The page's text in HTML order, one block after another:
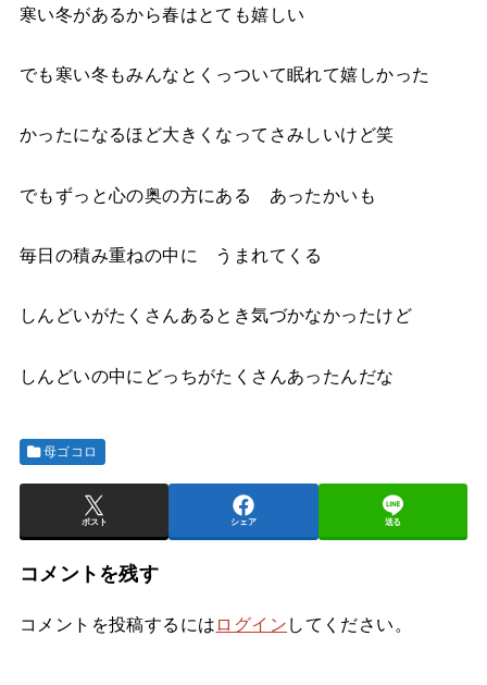
寒い冬があるから春はとても嬉しい
でも寒い冬もみんなとくっついて眠れて嬉しかった
かったになるほど大きくなってさみしいけど笑
でもずっと心の奥の方にある あったかいも
毎日の積み重ねの中に うまれてくる
しんどいがたくさんあるとき気づかなかったけど
しんどいの中にどっちがたくさんあったんだな
母ゴコロ
ポスト シェア 送る
コメントを残す
コメントを投稿するには ログイン してください。